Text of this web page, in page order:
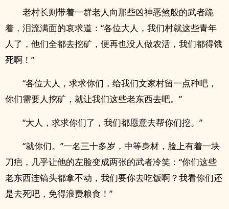
老村长则带着一群老人向那些凶神恶煞般的武者跪
着，泪流满面的哀求道：“各位大人，我们村就这些青年
人了，他们全都去挖矿，便再也没人做农活，我们都得饿
死啊！”
“各位大人，求求你们，给我们文家村留一点种吧，
你们需要人挖矿，就让我们这些老东西去吧。”
“大人，求求你们了，我们都愿意去帮你们挖。”
“就你们。”一名三十多岁，中等身材，脸上有着一块
刀疤，几乎让他的左脸变成两张的武者冷笑：“你们这些
老东西连镐头都拿不动，我们要你去吃饭啊？我看你们还
是去死吧，免得浪费粮食！”